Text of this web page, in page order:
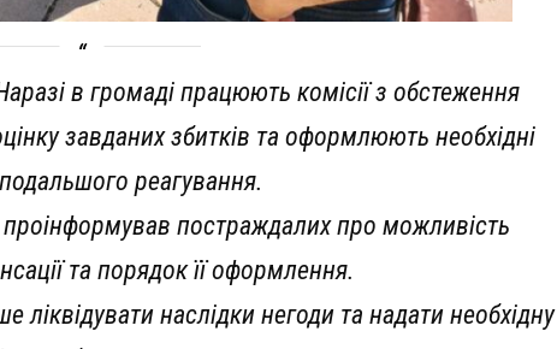
в громаді працюють комісії з обстеження
завданих збитків та оформлюють необхідні
реагування.
постраждалих про можливість
та порядок її оформлення.
наслідки негоди та надати необхідну